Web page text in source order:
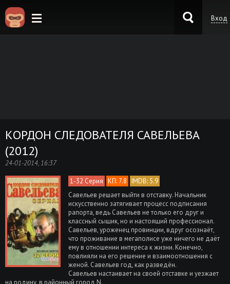
Вход
КОРДОН СЛЕДОВАТЕЛЯ САВЕЛЬЕВА
(2012)
24-01-2014, 16:37
1-32 Серия КП: 7.8 IMDB: 5.9
Савельев решает выйти в отставку. Начальник
искусственно затягивает процесс подписания
рапорта, ведь Савельев не только его друг и
классный сыщик, но и настоящий профессионал.
Савельев, уроженец провинции, вдруг осознаёт,
что проживание в мегаполисе уже ничего не даёт
ему в отношении интереса к жизни. Конечно,
повлияли на его решение и взаимоотношения с
женой. Савельев год, как разведён.
Савельев настаивает на своей отставке и уезжает
на родину, в районный город N.